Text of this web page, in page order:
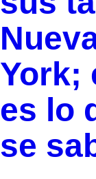
York;
es lo
se